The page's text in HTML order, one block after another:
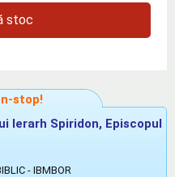
stoc
stop!
Ierarh Spiridon, Episcopul
- IBMBOR